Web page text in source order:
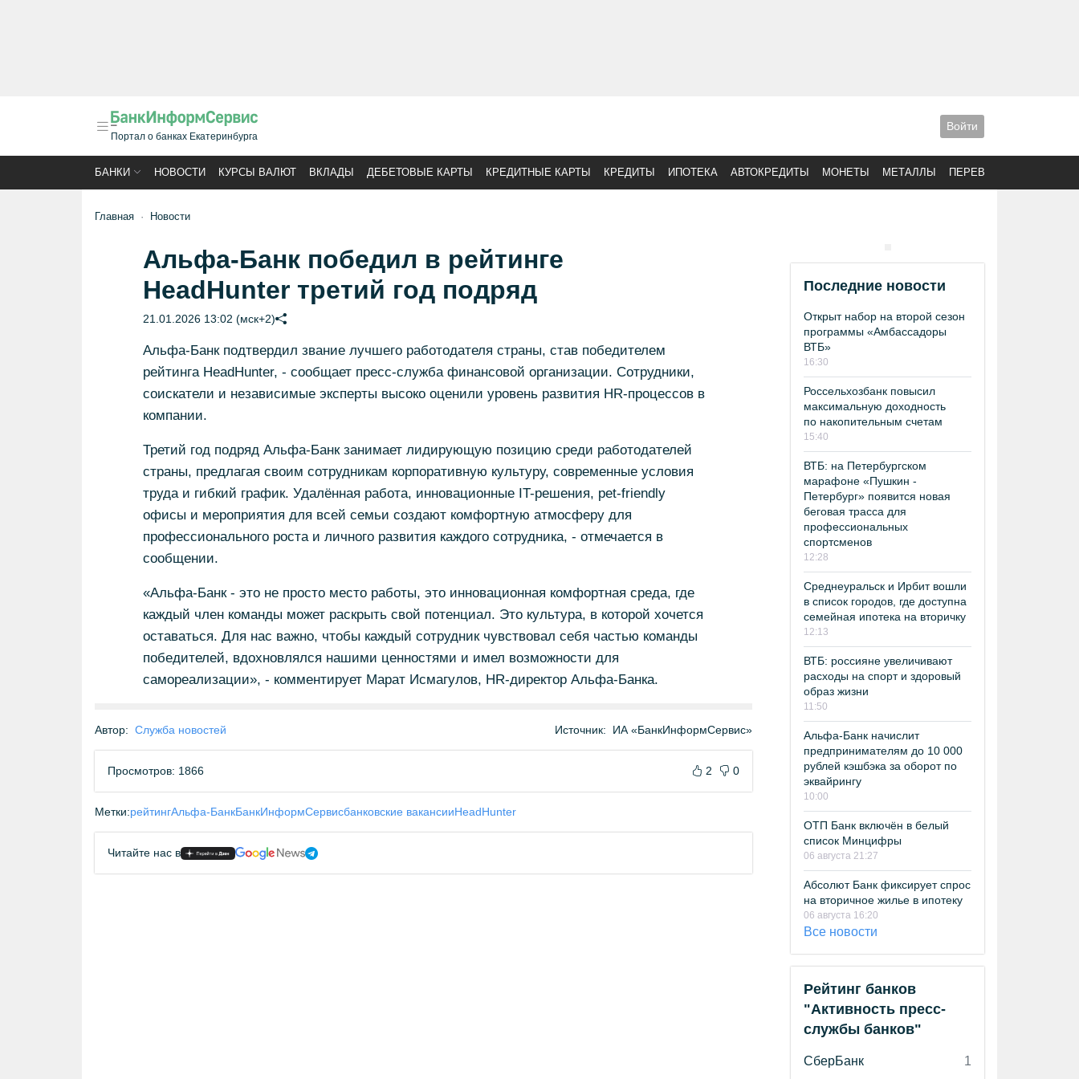
Портал о банках Екатеринбурга
Войти
БАНКИ НОВОСТИ КУРСЫ ВАЛЮТ ВКЛАДЫ ДЕБЕТОВЫЕ КАРТЫ КРЕДИТНЫЕ КАРТЫ КРЕДИТЫ ИПОТЕКА АВТОКРЕДИТЫ МОНЕТЫ МЕТАЛЛЫ ПЕРЕВОДЫ
Главная Новости
Альфа-Банк победил в рейтинге
HeadHunter третий год подряд
21.01.2026 13:02 (мск+2)
Альфа-Банк подтвердил звание лучшего работодателя страны, став победителем
рейтинга HeadHunter, - сообщает пресс-служба финансовой организации. Сотрудники,
соискатели и независимые эксперты высоко оценили уровень развития HR-процессов в
компании.
Третий год подряд Альфа-Банк занимает лидирующую позицию среди работодателей
страны, предлагая своим сотрудникам корпоративную культуру, современные условия
труда и гибкий график. Удалённая работа, инновационные IT-решения, pet-friendly
офисы и мероприятия для всей семьи создают комфортную атмосферу для
профессионального роста и личного развития каждого сотрудника, - отмечается в
сообщении.
«Альфа-Банк - это не просто место работы, это инновационная комфортная среда, где
каждый член команды может раскрыть свой потенциал. Это культура, в которой хочется
оставаться. Для нас важно, чтобы каждый сотрудник чувствовал себя частью команды
победителей, вдохновлялся нашими ценностями и имел возможности для
самореализации», - комментирует Марат Исмагулов, HR-директор Альфа-Банка.
Автор: Служба новостей Источник: ИА «БанкИнформСервис»
Просмотров: 1866 2 0
Метки:рейтингАльфа-БанкБанкИнформСервисбанковские вакансииHeadHunter
Читайте нас в
Последние новости
Открыт набор на второй сезон
программы «Амбассадоры
ВТБ»
16:30
Россельхозбанк повысил
максимальную доходность
по накопительным счетам
15:40
ВТБ: на Петербургском
марафоне «Пушкин -
Петербург» появится новая
беговая трасса для
профессиональных
спортсменов
12:28
Среднеуральск и Ирбит вошли
в список городов, где доступна
семейная ипотека на вторичку
12:13
ВТБ: россияне увеличивают
расходы на спорт и здоровый
образ жизни
11:50
Альфа-Банк начислит
предпринимателям до 10 000
рублей кэшбэка за оборот по
эквайрингу
10:00
ОТП Банк включён в белый
список Минцифры
06 августа 21:27
Абсолют Банк фиксирует спрос
на вторичное жилье в ипотеку
06 августа 16:20
Все новости
Рейтинг банков
"Активность пресс-
службы банков"
СберБанк
1